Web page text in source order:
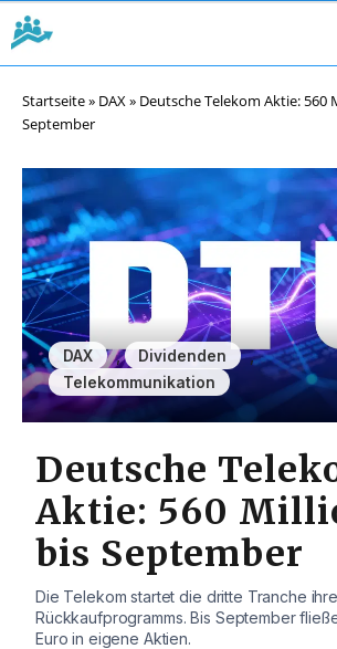
Startseite» DAX» Deutsche Telekom Aktie: 560
September
DAX , Dividenden ,
Telekommunikation
Deutsche
Aktie: 560
bis September
Die Telekom startet die dritte Tranche
Rückkaufprogramms. Bis September
Euro in eigene Aktien.